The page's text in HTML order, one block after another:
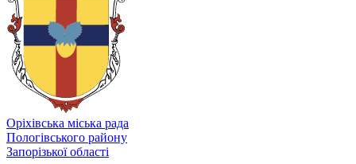
Оріхівська міська рада
Пологівського району
Запорізької області